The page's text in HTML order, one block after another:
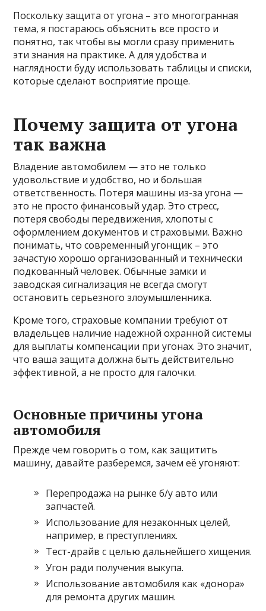
Поскольку защита от угона – это многогранная
тема, я постараюсь объяснить все просто и
понятно, так чтобы вы могли сразу применить
эти знания на практике. А для удобства и
наглядности буду использовать таблицы и списки,
которые сделают восприятие проще.
Почему защита от угона
так важна
Владение автомобилем — это не только
удовольствие и удобство, но и большая
ответственность. Потеря машины из-за угона —
это не просто финансовый удар. Это стресс,
потеря свободы передвижения, хлопоты с
оформлением документов и страховыми. Важно
понимать, что современный угонщик – это
зачастую хорошо организованный и технически
подкованный человек. Обычные замки и
заводская сигнализация не всегда смогут
остановить серьезного злоумышленника.
Кроме того, страховые компании требуют от
владельцев наличие надежной охранной системы
для выплаты компенсации при угонах. Это значит,
что ваша защита должна быть действительно
эффективной, а не просто для галочки.
Основные причины угона
автомобиля
Прежде чем говорить о том, как защитить
машину, давайте разберемся, зачем её угоняют:
Перепродажа на рынке б/у авто или
запчастей.
Использование для незаконных целей,
например, в преступлениях.
Тест-драйв с целью дальнейшего хищения.
Угон ради получения выкупа.
Использование автомобиля как «донора»
для ремонта других машин.